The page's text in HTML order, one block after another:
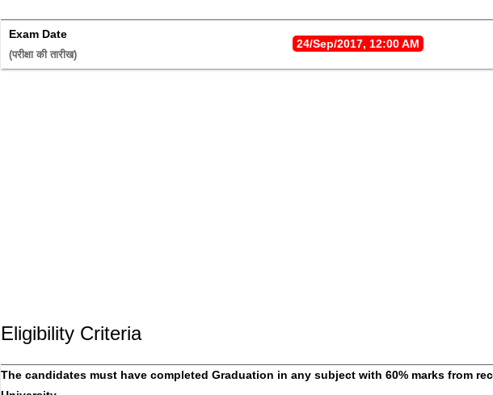
Exam Date
(परीक्षा की तारीख)
24/Sep/2017, 12:00 AM
Eligibility Criteria
The candidates must have completed Graduation in any subject with 60% marks from